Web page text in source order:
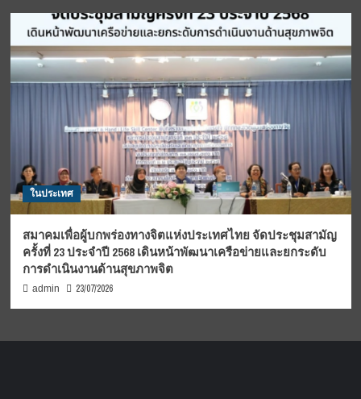
ในประเทศ
สมาคมเพื่อผู้บกพร่องทางจิตแห่งประเทศไทย จัดประชุมสามัญ
ครั้งที่ 23 ประจำปี 2568 เดินหน้าพัฒนาเครือข่ายและยกระดับ
การดำเนินงานด้านสุขภาพจิต
admin 23/07/2026